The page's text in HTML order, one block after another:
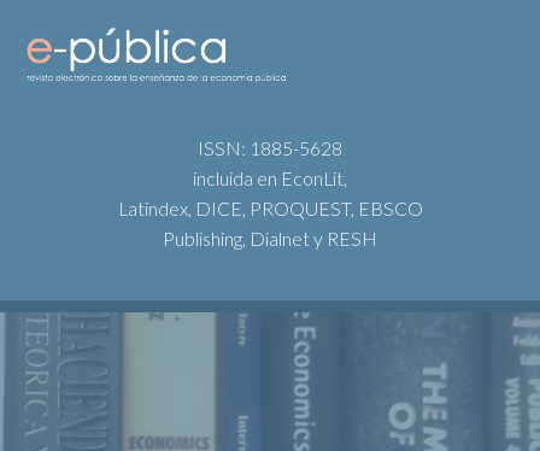
ISSN: 1885-5628
incluida en EconLit,
Latindex, DICE, PROQUEST, EBSCO
Publishing, Dialnet y RESH